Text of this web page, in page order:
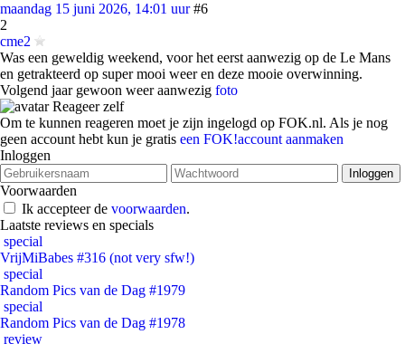
maandag 15 juni 2026, 14:01 uur #6
2
cme2
Was een geweldig weekend, voor het eerst aanwezig op de Le Mans
en getrakteerd op super mooi weer en deze mooie overwinning.
Volgend jaar gewoon weer aanwezig foto
Reageer zelf
Om te kunnen reageren moet je zijn ingelogd op FOK.nl. Als je nog
geen account hebt kun je gratis een FOK!account aanmaken
Inloggen
Voorwaarden
Ik accepteer de voorwaarden.
Laatste reviews en specials
special
VrijMiBabes #316 (not very sfw!)
special
Random Pics van de Dag #1979
special
Random Pics van de Dag #1978
review